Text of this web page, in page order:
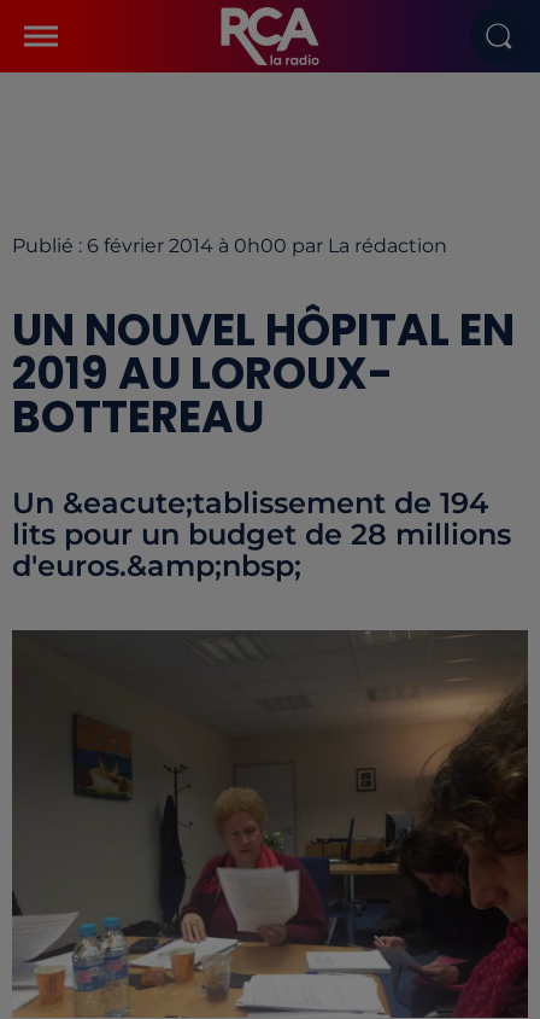
Publié : 6 février 2014 à 0h00 par La rédaction
UN NOUVEL HÔPITAL EN
2019 AU LOROUX-
BOTTEREAU
Un &eacute;tablissement de 194
lits pour un budget de 28 millions
d'euros.&amp;nbsp;